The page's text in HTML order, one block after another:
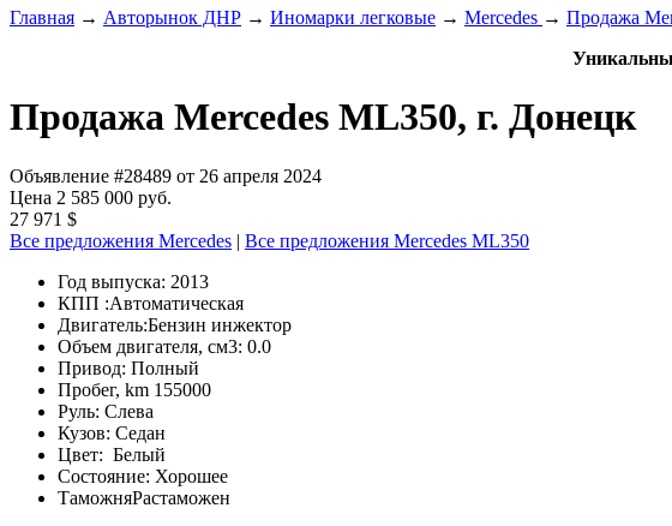
Главная → Авторынок ДНР → Иномарки легковые → Mercedes → Продажа
Продажа Mercedes ML350, г. Донецк
Объявление #28489 от 26 апреля 2024
Цена 2 585 000 руб.
27 971 $
Все предложения Mercedes | Все предложения Mercedes ML350
Год выпуска: 2013
КПП :Автоматическая
Двигатель:Бензин инжектор
Объем двигателя, см3: 0.0
Привод: Полный
Пробег, km 155000
Руль: Слева
Кузов: Седан
Цвет: Белый
Состояние: Хорошее
ТаможняРастаможен